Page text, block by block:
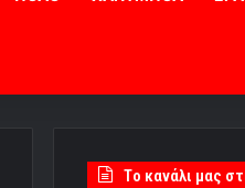
Tο κανάλι μας